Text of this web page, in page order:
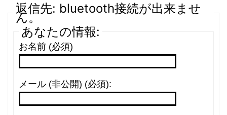
返信先: bluetooth接続が出来ませ
ん。
あなたの情報:
お名前 (必須)
メール (非公開) (必須):